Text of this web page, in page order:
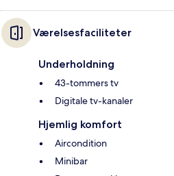
Værelsesfaciliteter
Underholdning
43-tommers tv
Digitale tv-kanaler
Hjemlig komfort
Aircondition
Minibar